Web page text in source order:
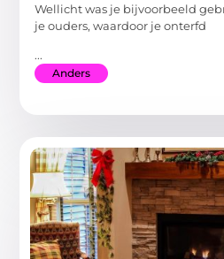
Wellicht was je bijvoorbeeld
je ouders, waardoor je onterfd
...
Anders